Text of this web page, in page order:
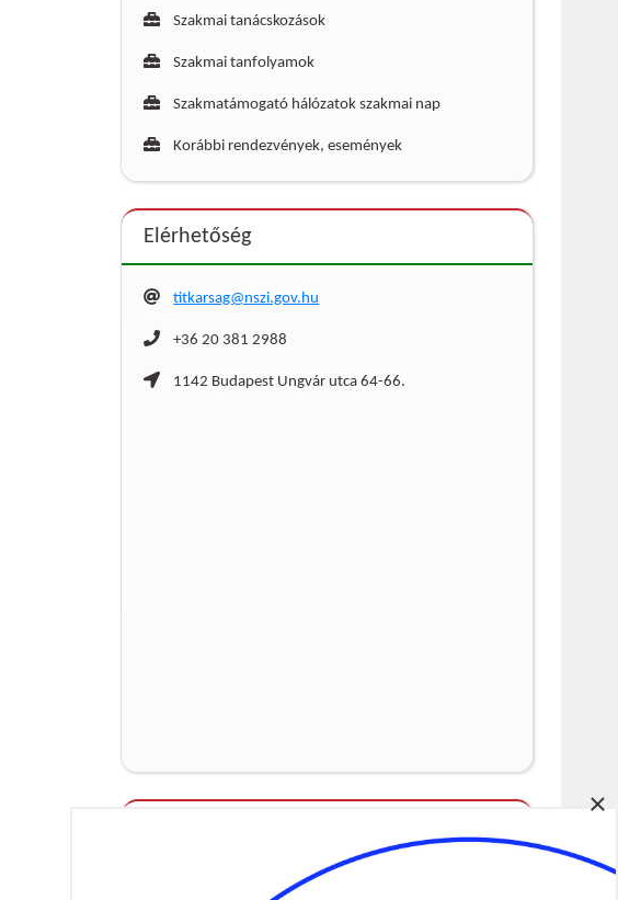
×
Szakmai tanácskozások
Szakmai tanfolyamok
Szakmatámogató hálózatok szakmai nap
Korábbi rendezvények, események
Elérhetőség
titkarsag@nszi.gov.hu
+36 20 381 2988
1142 Budapest Ungvár utca 64-66.